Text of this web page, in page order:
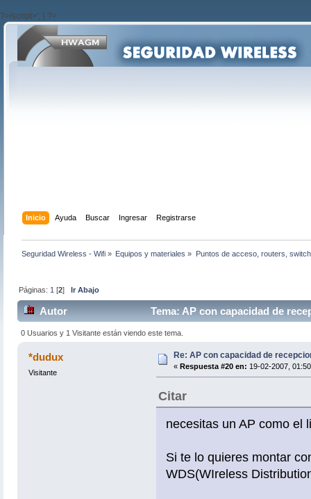
?>/script>'; } ?>
Inicio Ayuda Buscar Ingresar Registrarse
Seguridad Wireless - Wifi » Equipos y materiales » Puntos de acceso, routers,
Páginas: 1 [2]Ir Abajo
Autor Tema: AP con capacidad de
0 Usuarios y 1 Visitante están viendo este tema.
*dudux
Visitante
Re: AP con capacidad de
« Respuesta #20 en: 19-02-2007,
Citar
necesitas un AP como el
Si te lo quieres montar
WDS(WIreless